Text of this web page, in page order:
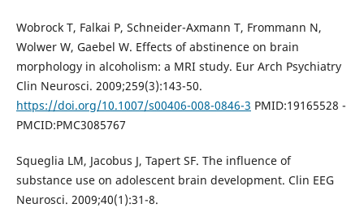
Wobrock T, Falkai P, Schneider-Axmann T, Frommann N,
Wolwer W, Gaebel W. Effects of abstinence on brain
morphology in alcoholism: a MRI study. Eur Arch Psychiatry
Clin Neurosci. 2009;259(3):143-50.
https://doi.org/10.1007/s00406-008-0846-3 PMID:19165528 -
PMCID:PMC3085767
Squeglia LM, Jacobus J, Tapert SF. The influence of
substance use on adolescent brain development. Clin EEG
Neurosci. 2009;40(1):31-8.